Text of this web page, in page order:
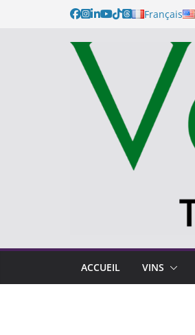
Français
ACCUEIL VINS